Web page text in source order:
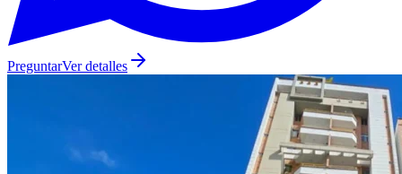
PreguntarVer detalles